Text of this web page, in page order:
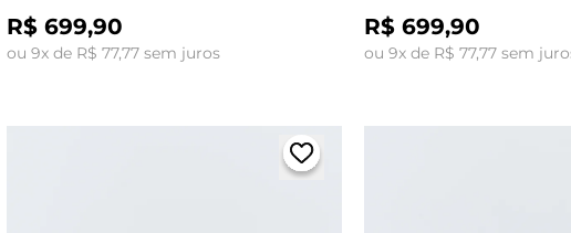
R$ 699,90
ou 9x de R$ 77,77 sem juros
R$ 699,90
ou 9x de R$ 77,77 sem